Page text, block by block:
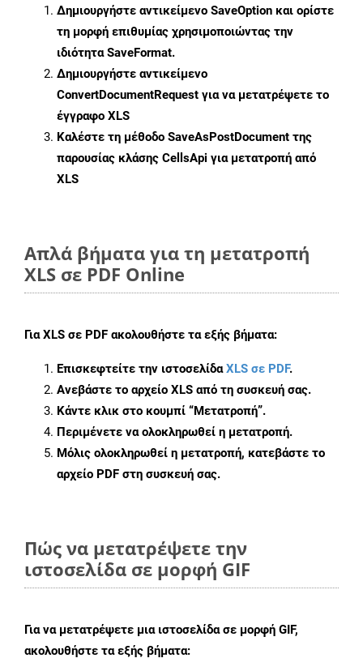
Δημιουργήστε αντικείμενο SaveOption και ορίστε
τη μορφή επιθυμίας χρησιμοποιώντας την
ιδιότηταSaveFormat.
Δημιουργήστε αντικείμενο
ConvertDocumentRequest για να μετατρέψετε το
έγγραφο XLS
Καλέστε τη μέθοδο SaveAsPostDocument της
παρουσίας κλάσης CellsApi για μετατροπή από
XLS
Απλά βήματα για τη μετατροπή
XLS σε PDF Online
ΓιαXLS σε PDF ακολουθήστε τα εξής βήματα:
Επισκεφτείτε την ιστοσελίδαXLS σε PDF.
Ανεβάστε το αρχείο XLS από τη συσκευή σας.
Κάντε κλικ στο κουμπί “Μετατροπή”.
Περιμένετε να ολοκληρωθεί η μετατροπή.
Μόλις ολοκληρωθεί η μετατροπή, κατεβάστε το
αρχείο PDF στη συσκευή σας.
Πώς να μετατρέψετε την
ιστοσελίδα σε μορφή GIF
Για να μετατρέψετε μια ιστοσελίδα σε μορφή GIF,
ακολουθήστε τα εξής βήματα: